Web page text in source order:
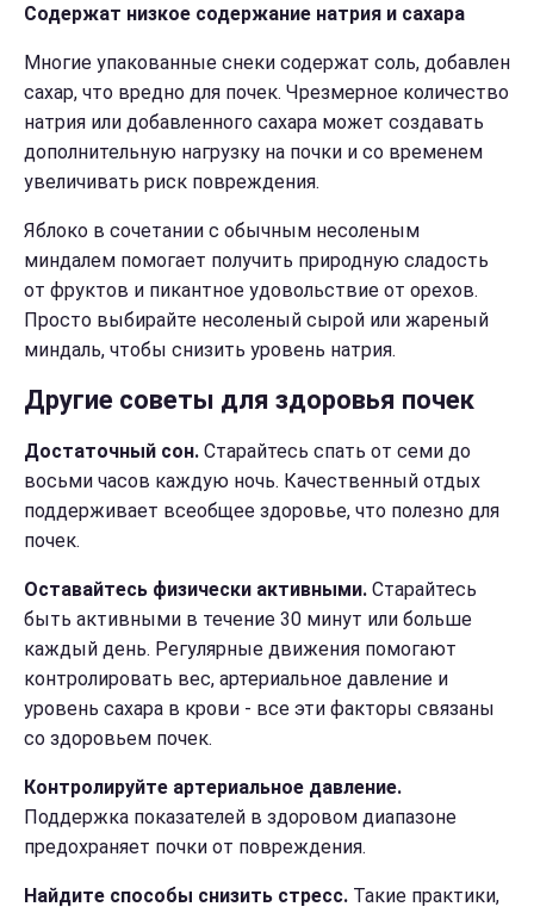
Содержат низкое содержание натрия и сахара
Многие упакованные снеки содержат соль, добавлен
сахар, что вредно для почек. Чрезмерное количество
натрия или добавленного сахара может создавать
дополнительную нагрузку на почки и со временем
увеличивать риск повреждения.
Яблоко в сочетании с обычным несоленым
миндалем помогает получить природную сладость
от фруктов и пикантное удовольствие от орехов.
Просто выбирайте несоленый сырой или жареный
миндаль, чтобы снизить уровень натрия.
Другие советы для здоровья почек
Достаточный сон. Старайтесь спать от семи до
восьми часов каждую ночь. Качественный отдых
поддерживает всеобщее здоровье, что полезно для
почек.
Оставайтесь физически активными. Старайтесь
быть активными в течение 30 минут или больше
каждый день. Регулярные движения помогают
контролировать вес, артериальное давление и
уровень сахара в крови - все эти факторы связаны
со здоровьем почек.
Контролируйте артериальное давление.
Поддержка показателей в здоровом диапазоне
предохраняет почки от повреждения.
Найдите способы снизить стресс. Такие практики,